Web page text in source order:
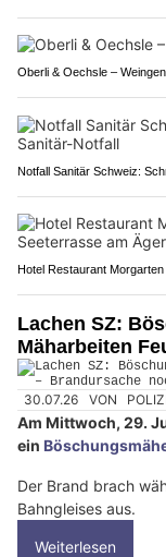
Oberli & Oechsle –
Notfall Sanitär Schweiz:
Hotel Restaurant
Lachen SZ:
Mäharbeiten
30.07.26 VON
Am Mittwoch, 29.
ein
Der Brand brach
Bahngleises aus.
Weiterlesen